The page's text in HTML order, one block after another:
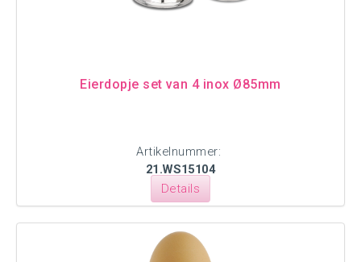
Eierdopje set van 4 inox Ø85mm
Artikelnummer:
21.WS15104
Details